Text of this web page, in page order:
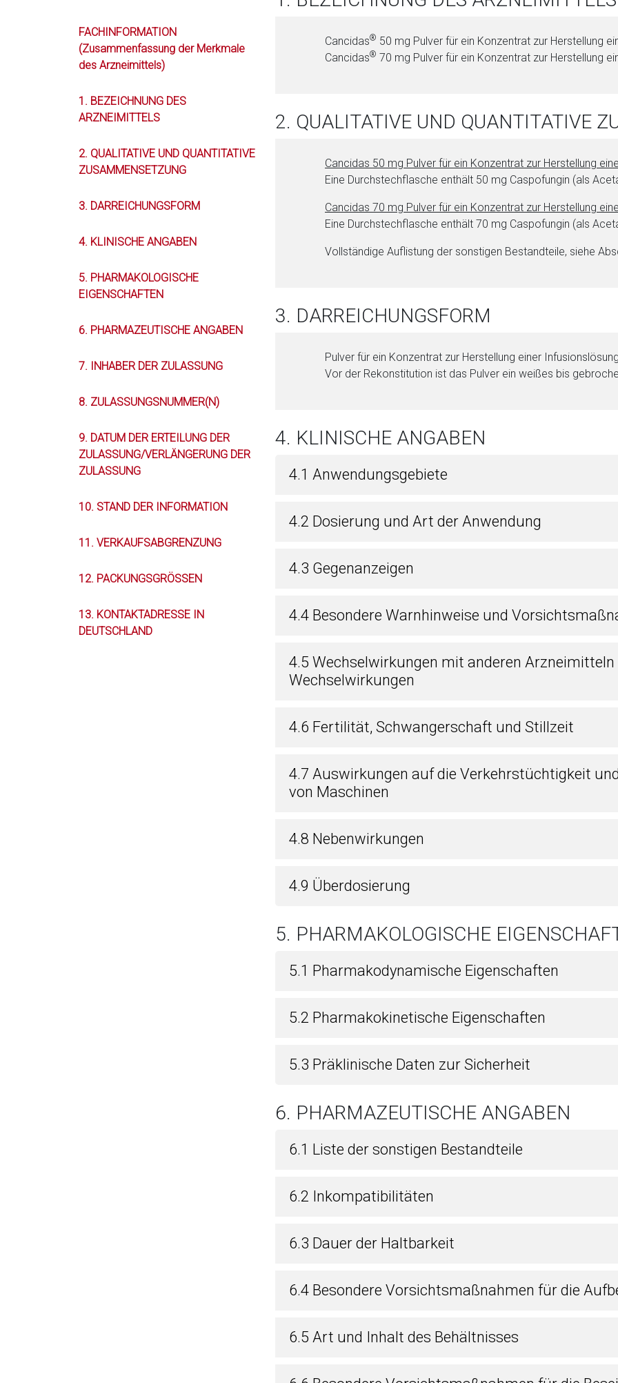
FACHINFORMATION
(Zusammenfassung der Merkmale
des Arzneimittels)
1. BEZEICHNUNG DES
ARZNEIMITTELS
2. QUALITATIVE UND QUANTITATIVE
ZUSAMMENSETZUNG
3. DARREICHUNGSFORM
4. KLINISCHE ANGABEN
5. PHARMAKOLOGISCHE
EIGENSCHAFTEN
6. PHARMAZEUTISCHE ANGABEN
7. INHABER DER ZULASSUNG
8. ZULASSUNGSNUMMER(N)
9. DATUM DER ERTEILUNG DER
ZULASSUNG/VERLÄNGERUNG DER
ZULASSUNG
10. STAND DER INFORMATION
11. VERKAUFSABGRENZUNG
12. PACKUNGSGRÖSSEN
13. KONTAKTADRESSE IN
DEUTSCHLAND
Cancidas® 50 mg Pul­ver für ein Konzentrat zur Herstellung
Cancidas® 70 mg Pul­ver für ein Konzentrat zur Herstellung
2. QUALITATIVE UND QUANTITATIVE
Cancidas 50 mg Pul­ver für ein Konzentrat zur Herstellung
Eine Durchstechflasche enthält 50 mg Cas­po­fun­gin (als
Cancidas 70 mg Pul­ver für ein Konzentrat zur Herstellung
Eine Durchstechflasche enthält 70 mg Cas­po­fun­gin (als
Vollständige Auflistung der sonstigen Be­stand­tei­le, siehe
3. DARREICHUNGSFORM
Pul­ver für ein Konzentrat zur Herstellung ei­ner
Vor der Rekonstitution ist das Pul­ver ein wei­ßes bis
4. KLINISCHE ANGABEN
4.1 Anwendungsgebiete
4.2 Dosierung und Art der Anwendung
4.3 Gegenanzeigen
4.4 Besondere Warnhinweise und
4.5 Wechselwirkungen mit anderen
Wechselwirkungen
4.6 Fertilität, Schwangerschaft und Stillzeit
4.7 Auswirkungen auf die Verkehrstüchtigkeit
von Maschinen
4.8 Nebenwirkungen
4.9 Überdosierung
5. PHARMAKOLOGISCHE
5.1 Pharmakodynamische Eigenschaften
5.2 Pharmakokinetische Eigenschaften
5.3 Präklinische Daten zur Sicherheit
6. PHARMAZEUTISCHE ANGABEN
6.1 Liste der sonstigen Bestandteile
6.2 Inkompatibilitäten
6.3 Dauer der Haltbarkeit
6.4 Besondere Vorsichtsmaßnahmen für die
6.5 Art und Inhalt des Behältnisses